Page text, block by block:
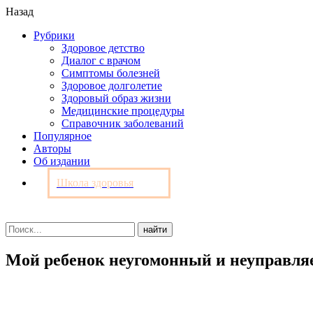
Назад
Рубрики
Здоровое детство
Диалог с врачом
Симптомы болезней
Здоровое долголетие
Здоровый образ жизни
Медицинские процедуры
Справочник заболеваний
Популярное
Авторы
Об издании
Школа здоровья
Мой ребенок неугомонный и